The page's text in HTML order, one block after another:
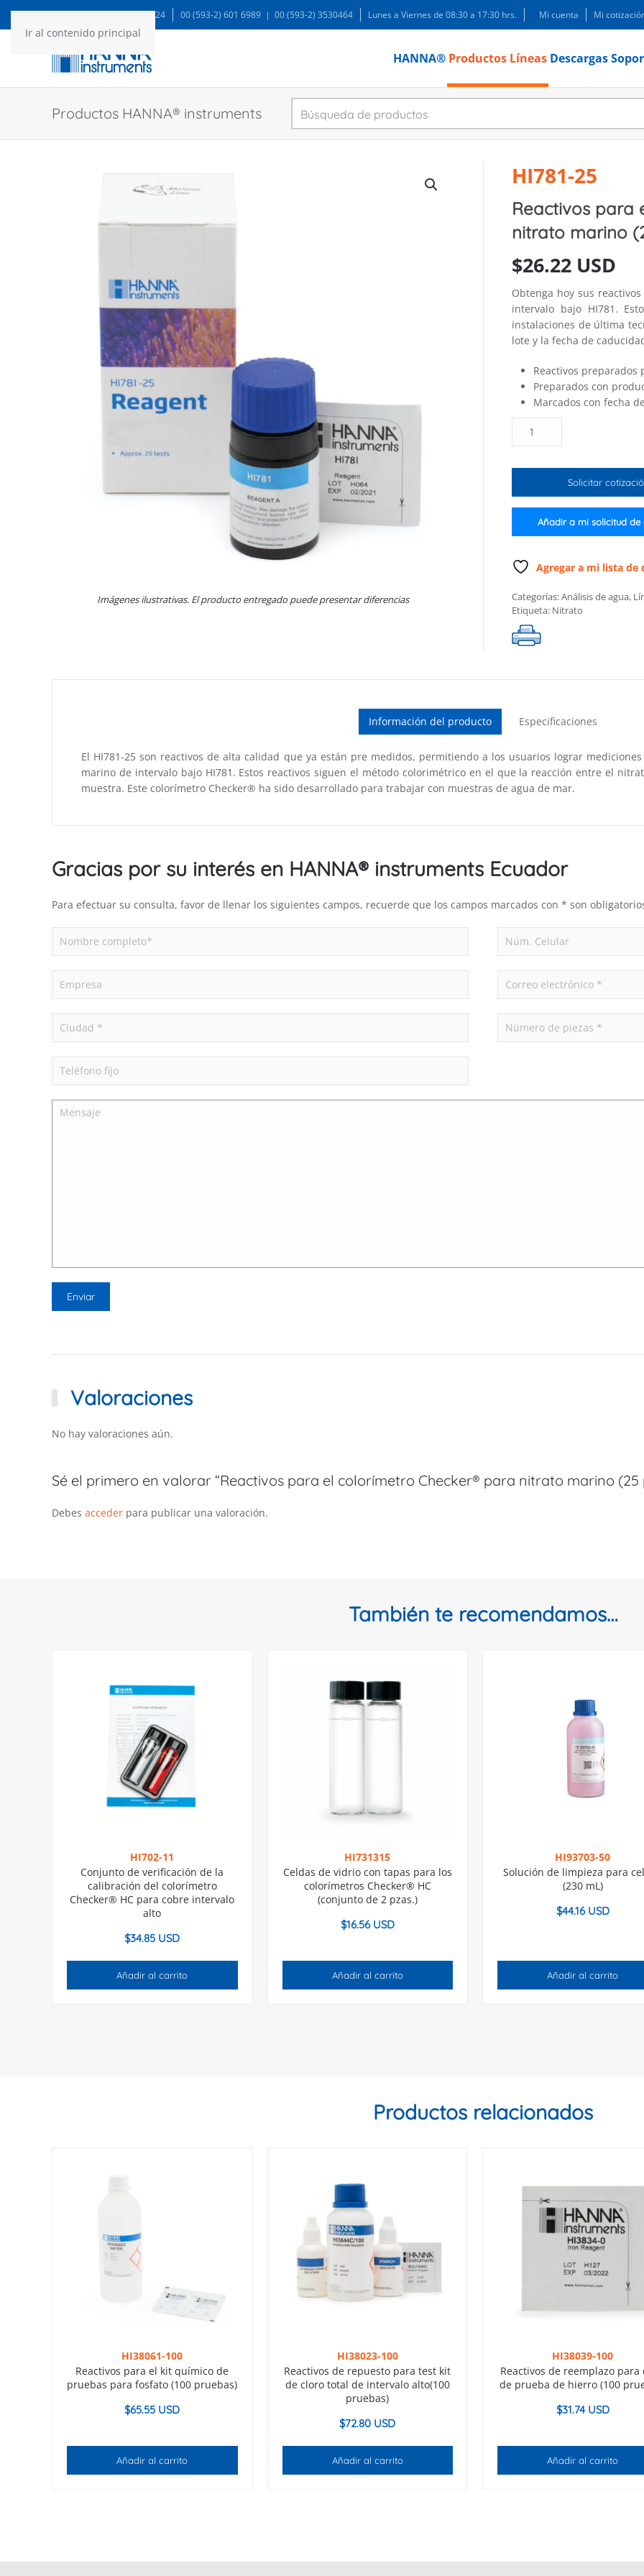
Ir al contenido principal
WA: 99935 1624 00 (593-2) 601 6989 | 00 (593-2) 3530464 Lunes a Viernes de 08:30 a 17:30 hrs. Mi cuenta Mi
HANNA® Productos Líneas Descargas
Productos HANNA® instruments
Imágenes ilustrativas. El producto entregado puede presentar diferencias
HI781-25
Reactivos para
nitrato marino
$26.22 USD
Obtenga hoy sus
intervalo bajo HI781.
instalaciones de última
lote y la fecha de
Reactivos
Preparados con
Marcados con fecha
para
colorímetro
nitrato
marino
pruebas)
Solicitar
Añadir a mi solicitud de
Agregar a mi lista de
Categorías:Análisis de agua,
Etiqueta: Nitrato
Información del producto Especificaciones
El HI781-25 son reactivos de alta calidad que ya están pre medidos, permitiendo a los usuarios lograr
marino de intervalo bajo HI781. Estos reactivos siguen el método colorimétrico en el que la reacción entre el
muestra. Este colorímetro Checker® ha sido desarrollado para trabajar con muestras de agua de mar.
Gracias por su interés en HANNA® instruments Ecuador
Para efectuar su consulta, favor de llenar los siguientes campos, recuerde que los campos marcados con * son
Valoraciones
No hay valoraciones aún.
Sé el primero en valorar “Reactivos para el colorímetro Checker® para nitrato marino (25
Debes acceder para publicar una valoración.
También te recomendamos…
HI702-11
Conjunto de verificación de la
calibración del colorímetro
Checker® HC para cobre intervalo
alto
$34.85 USD
Añadir al carrito
HI731315
Celdas de vidrio con tapas para los
colorímetros Checker® HC
(conjunto de 2 pzas.)
$16.56 USD
Añadir al carrito
HI93703-50
Solución de limpieza para
(230 mL)
$44.16 USD
Añadir al carrito
Productos relacionados
HI38061-100
Reactivos para el kit químico de
pruebas para fosfato (100 pruebas)
$65.55 USD
Añadir al carrito
HI38023-100
Reactivos de repuesto para test kit
de cloro total de intervalo alto(100
pruebas)
$72.80 USD
Añadir al carrito
HI38039-100
Reactivos de reemplazo para
de prueba de hierro (100
$31.74 USD
Añadir al carrito